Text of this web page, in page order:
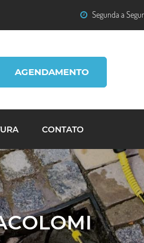
Segunda a
AGENDAMENTO
CONTATO